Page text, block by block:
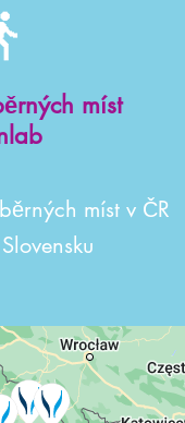
míst
míst v ČR